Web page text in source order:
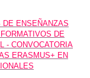
DE ENSEÑANZAS
DE
- CONVOCATORIA
ERASMUS+ EN